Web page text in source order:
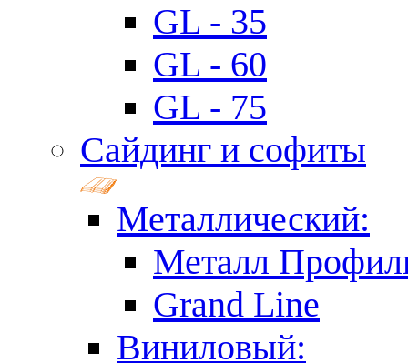
GL - 35
GL - 60
GL - 75
Сайдинг и софиты
Металлический:
Металл
Grand Line
Виниловый: